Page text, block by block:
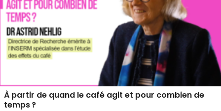
À partir de quand le café agit et pour combien de
temps ?